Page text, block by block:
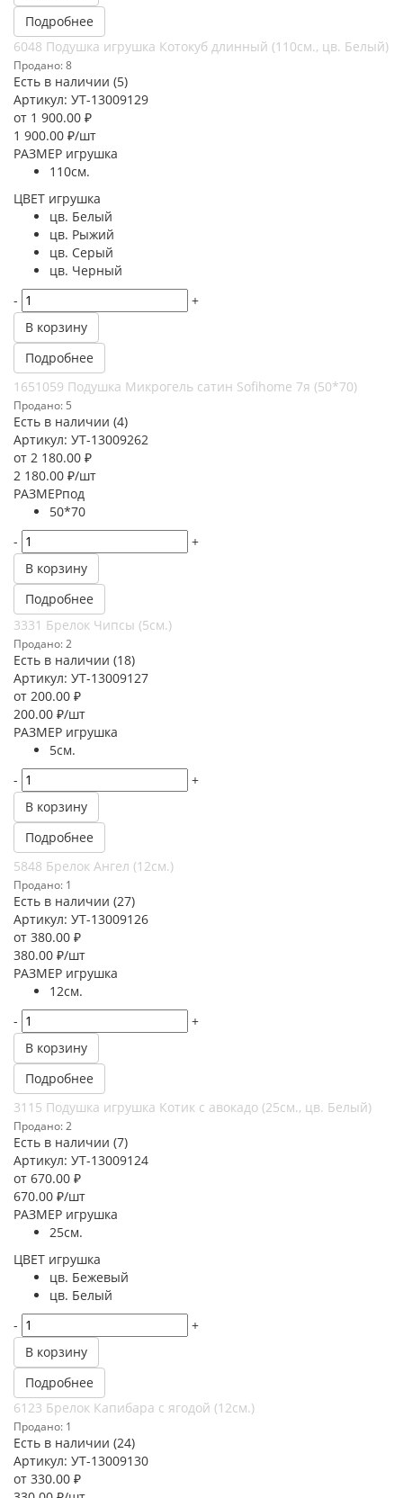
Подробнее
6048 Подушка игрушка Котокуб длинный (110см., цв. Белый)
Продано: 8
Есть в наличии (5)
Артикул: УТ-13009129
от 1 900.00 ₽
1 900.00 ₽/шт
РАЗМЕР игрушка
110см.
ЦВЕТ игрушка
цв. Белый
цв. Рыжий
цв. Серый
цв. Черный
-
+
В корзину
Подробнее
1651059 Подушка Микрогель сатин Sofihome 7я (50*70)
Продано: 5
Есть в наличии (4)
Артикул: УТ-13009262
от 2 180.00 ₽
2 180.00 ₽/шт
РАЗМЕРпод
50*70
-
+
В корзину
Подробнее
3331 Брелок Чипсы (5см.)
Продано: 2
Есть в наличии (18)
Артикул: УТ-13009127
от 200.00 ₽
200.00 ₽/шт
РАЗМЕР игрушка
5см.
-
+
В корзину
Подробнее
5848 Брелок Ангел (12см.)
Продано: 1
Есть в наличии (27)
Артикул: УТ-13009126
от 380.00 ₽
380.00 ₽/шт
РАЗМЕР игрушка
12см.
-
+
В корзину
Подробнее
3115 Подушка игрушка Котик с авокадо (25см., цв. Белый)
Продано: 2
Есть в наличии (7)
Артикул: УТ-13009124
от 670.00 ₽
670.00 ₽/шт
РАЗМЕР игрушка
25см.
ЦВЕТ игрушка
цв. Бежевый
цв. Белый
-
+
В корзину
Подробнее
6123 Брелок Капибара с ягодой (12см.)
Продано: 1
Есть в наличии (24)
Артикул: УТ-13009130
от 330.00 ₽